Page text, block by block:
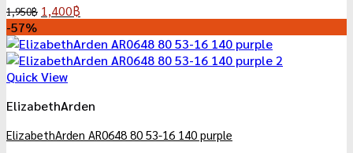
1,950฿ Original
was:
1,950฿.
1,400฿
is:
1,400฿.
-57%
Quick View
ElizabethArden
ElizabethArden AR0648 80 53-16 140 purple